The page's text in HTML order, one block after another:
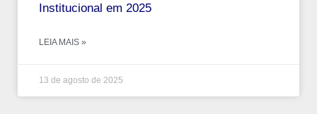
Institucional em 2025
LEIA MAIS »
13 de agosto de 2025